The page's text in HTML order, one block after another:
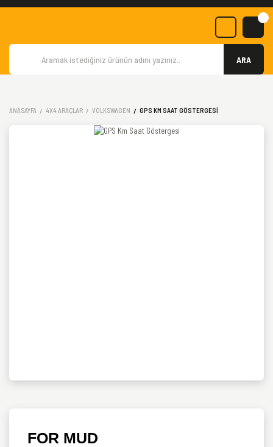
ARA
ANASAYFA 4X4 ARAÇLAR VOLKSWAGEN GPS KM SAAT GÖSTERGESI
FOR MUD